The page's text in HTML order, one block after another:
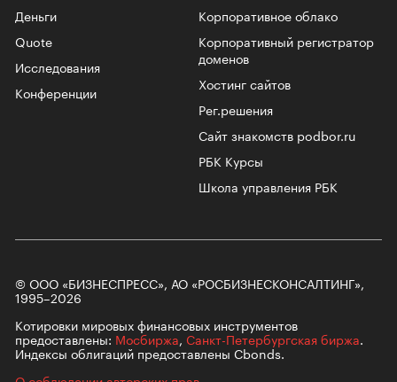
Корпоративное облако
Корпоративный регистратор
доменов
Хостинг сайтов
Рег.решения
Сайт знакомств podbor.ru
РБК Курсы
Школа управления РБК
Деньги
Quote
Исследования
Конференции
© ООО «БИЗНЕСПРЕСС», АО «РОСБИЗНЕСКОНСАЛТИНГ»,
1995–2026
Котировки мировых финансовых инструментов
предоставлены: Мосбиржа, Санкт-Петербургская биржа.
Индексы облигаций предоставлены Cbonds.